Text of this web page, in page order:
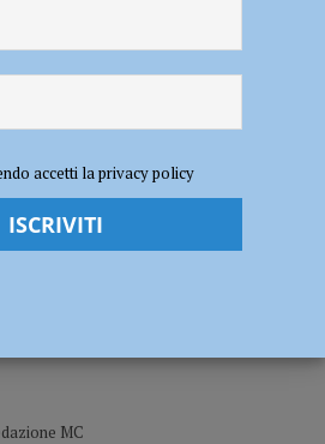
Marco il titolare: “Il periodo è brutto,
danno” – AUDIO
un bar a Piacenza,
MC
accetti la privacy policy